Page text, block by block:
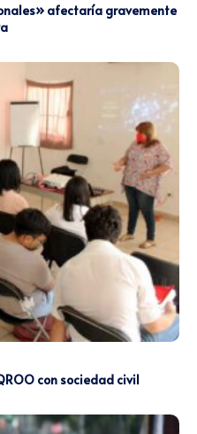
afectaría gravemente
con sociedad civil